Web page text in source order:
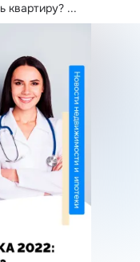
квартиру? ...